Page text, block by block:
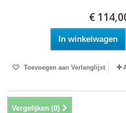
€
In winkelwagen
Toevoegen aan Verlanglijst
Vergelijken (0)